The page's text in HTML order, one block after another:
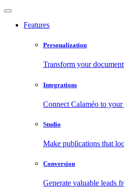
Features
Personalization
Transform your
Integrations
Connect Calaméo to
Studio
Make publications that
Conversion
Generate valuable leads